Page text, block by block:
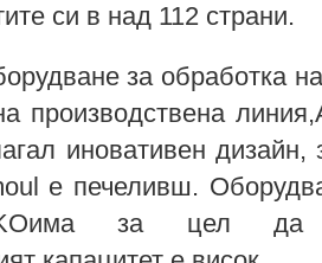
си в над 112 страни.
за обработка
производствена
иновативен
е печеливш.
за цел